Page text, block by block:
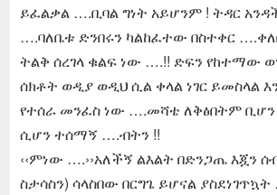
ይፈልቃል ….ቢባል ግነት አይሆንም ! ትዳር
….ባለቤቱ ድንበሩን ካልከፈተው በስተቀር
ትልቅ ሰረገላ ቁልፍ ነው ….!! ድፍን የከተማው
ሰክቶት ወዲያ ወዲህ ሲል ቀላል ነገር ይመስላል
የተሰራ መንፈስ ነው ….መሻቴ ለቅፅበትም ቢሆን
ሲሆን ተሰማኝ ….ብትን !!
‹‹ምነው ….››አለችኝ ልእልት በድንጋጤ እጇን
ስታሳስን) ሳላስበው በርግጌ ይሆናል